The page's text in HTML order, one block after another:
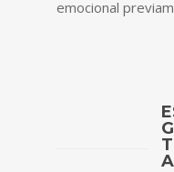
emocional